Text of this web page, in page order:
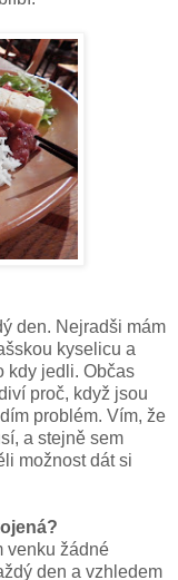
den. Nejradši mám
kyselicu a
kdy jedli. Občas
proč, když jsou
problém. Vím, že
a stejně sem
možnost dát si
venku žádné
den a vzhledem